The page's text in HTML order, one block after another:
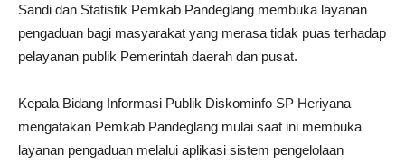
Sandi dan Statistik Pemkab Pandeglang membuka layanan
pengaduan bagi masyarakat yang merasa tidak puas terhadap
pelayanan publik Pemerintah daerah dan pusat.
Kepala Bidang Informasi Publik Diskominfo SP Heriyana
mengatakan Pemkab Pandeglang mulai saat ini membuka
layanan pengaduan melalui aplikasi sistem pengelolaan